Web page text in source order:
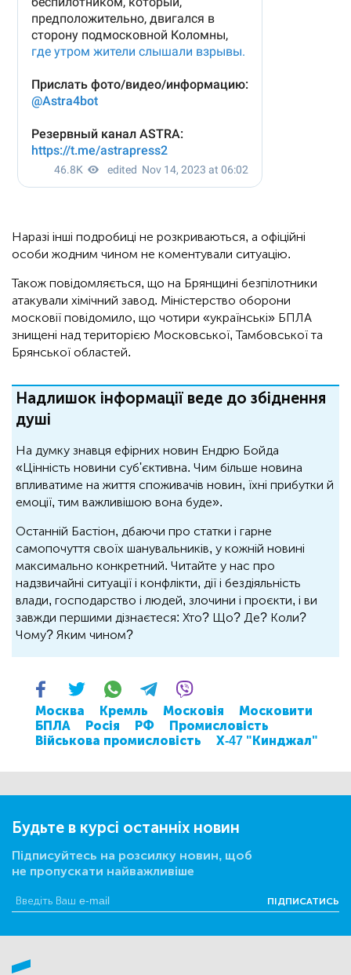
Наразі інші подробиці не розкриваються, а офіційні
особи жодним чином не коментували ситуацію.
Також повідомляється, що на Брянщині безпілотники
атакували хімічний завод. Міністерство оборони
московії повідомило, що чотири «українські» БПЛА
знищені над територією Московської, Тамбовської та
Брянської областей.
Надлишок інформації веде до збіднення
душі
На думку знавця ефірних новин Ендрю Бойда
«Цінність новини суб'єктивна. Чим більше новина
впливатиме на життя споживачів новин, їхні прибутки й
емоції, тим важливішою вона буде».
Останній Бастіон, дбаючи про статки і гарне
самопочуття своїх шанувальників, у кожній новині
максимально конкретний. Читайте у нас про
надзвичайні ситуації і конфлікти, дії і бездіяльність
влади, господарство і людей, злочини і проєкти, і ви
завжди першими дізнаєтеся: Хто? Що? Де? Коли?
Чому? Яким чином?
Москва Кремль Московія
Московити
БПЛА
Росія РФ
Промисловість
Військова промисловість
Х-47 "Кинджал"
Будьте в курсі останніх новин
Підписуйтесь на розсилку новин, щоб
не пропускати найважливіше
ПІДПИСАТИСЬ